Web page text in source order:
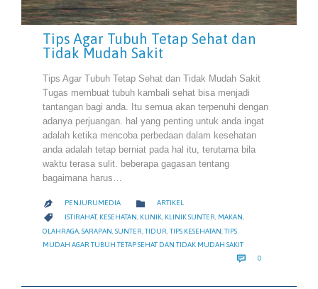
Tips Agar Tubuh Tetap Sehat dan
Tidak Mudah Sakit
Tips Agar Tubuh Tetap Sehat dan Tidak Mudah Sakit
Tugas membuat tubuh kambali sehat bisa menjadi
tantangan bagi anda. Itu semua akan terpenuhi dengan
adanya perjuangan. hal yang penting untuk anda ingat
adalah ketika mencoba perbedaan dalam kesehatan
anda adalah tetap berniat pada hal itu, terutama bila
waktu terasa sulit. beberapa gagasan tentang
bagaimana harus…
 PENJURUMEDIA  CATEGORY
ARTIKEL
 CATEGORY
ISTIRAHAT, KESEHATAN, KLINIK, KLINIK SUNTER, MAKAN,
OLAHRAGA SARAPAN SUNTER TIDUR TIPS KESEHATAN TIPS
MUDAH AGAR TUBUH TETAP SEHAT DAN TIDAK MUDAH SAKIT
 0